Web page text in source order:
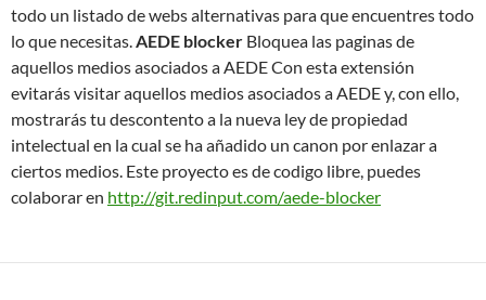
todo un listado de webs alternativas para que encuentres todo
lo que necesitas. AEDE blocker Bloquea las paginas de
aquellos medios asociados a AEDE Con esta extensión
evitarás visitar aquellos medios asociados a AEDE y, con ello,
mostrarás tu descontento a la nueva ley de propiedad
intelectual en la cual se ha añadido un canon por enlazar a
ciertos medios. Este proyecto es de codigo libre, puedes
colaborar en http://git.redinput.com/aede-blocker